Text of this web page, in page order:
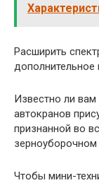
Расширить
дополнительное
Известно ли вам
автокранов
признанной во
Чтобы мини-